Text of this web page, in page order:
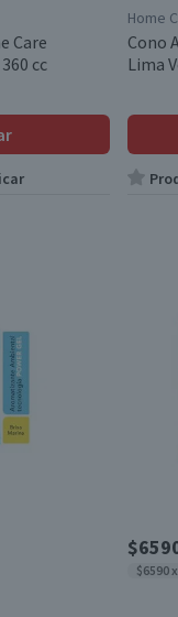
Care
cc
Home
Cono
Lima
$6590